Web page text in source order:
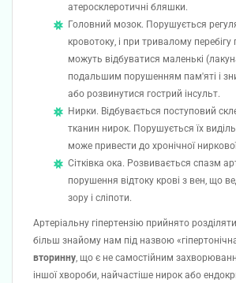
атеросклеротичні бляшки.
Головний мозок. Порушується
кровотоку, і при тривалому перебігу
можуть відбуватися маленькі
подальшим порушенням пам'яті і
або розвинутися гострий інсульт.
Нирки. Відбувається поступовий
тканин нирок. Порушується їх
може привести до хронічної
Сітківка ока. Розвивається спазм
порушення відтоку крові з вен, що
зору і сліпоти.
Артеріальну гіпертензію прийнято
більш знайому нам під назвою
вторинну , що є не самостійним
іншої хвороби, найчастіше нирок або